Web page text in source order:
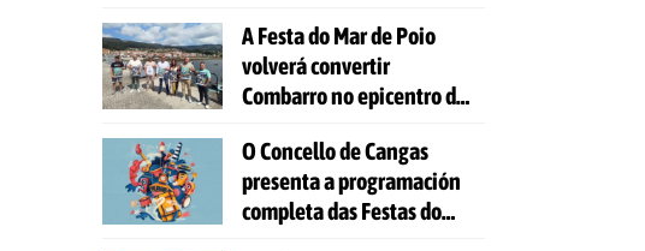
A Festa do Mar de Poio
volverá convertir
Combarro no epicentro da
O Concello de Cangas
presenta a programación
completa das Festas do